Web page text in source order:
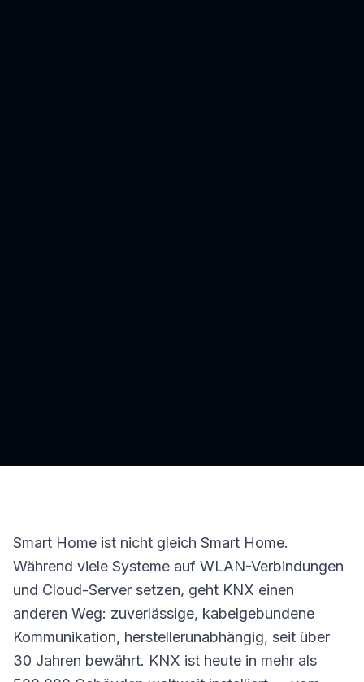
Smart Home ist nicht gleich Smart Home.
Während viele Systeme auf WLAN-Verbindungen
und Cloud-Server setzen, geht KNX einen
anderen Weg: zuverlässige, kabelgebundene
Kommunikation, herstellerunabhängig, seit über
30 Jahren bewährt. KNX ist heute in mehr als